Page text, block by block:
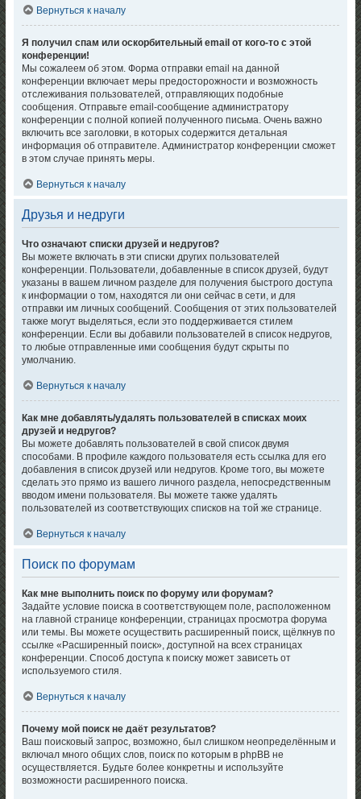
Вернуться к началу
Я получил спам или оскорбительный email от кого-то с этой
конференции!
Мы сожалеем об этом. Форма отправки email на данной
конференции включает меры предосторожности и возможность
отслеживания пользователей, отправляющих подобные
сообщения. Отправьте email-сообщение администратору
конференции с полной копией полученного письма. Очень важно
включить все заголовки, в которых содержится детальная
информация об отправителе. Администратор конференции сможет
в этом случае принять меры.
Вернуться к началу
Друзья и недруги
Что означают списки друзей и недругов?
Вы можете включать в эти списки других пользователей
конференции. Пользователи, добавленные в список друзей, будут
указаны в вашем личном разделе для получения быстрого доступа
к информации о том, находятся ли они сейчас в сети, и для
отправки им личных сообщений. Сообщения от этих пользователей
также могут выделяться, если это поддерживается стилем
конференции. Если вы добавили пользователей в список недругов,
то любые отправленные ими сообщения будут скрыты по
умолчанию.
Вернуться к началу
Как мне добавлять/удалять пользователей в списках моих
друзей и недругов?
Вы можете добавлять пользователей в свой список двумя
способами. В профиле каждого пользователя есть ссылка для его
добавления в список друзей или недругов. Кроме того, вы можете
сделать это прямо из вашего личного раздела, непосредственным
вводом имени пользователя. Вы можете также удалять
пользователей из соответствующих списков на той же странице.
Вернуться к началу
Поиск по форумам
Как мне выполнить поиск по форуму или форумам?
Задайте условие поиска в соответствующем поле, расположенном
на главной странице конференции, страницах просмотра форума
или темы. Вы можете осуществить расширенный поиск, щёлкнув по
ссылке «Расширенный поиск», доступной на всех страницах
конференции. Способ доступа к поиску может зависеть от
используемого стиля.
Вернуться к началу
Почему мой поиск не даёт результатов?
Ваш поисковый запрос, возможно, был слишком неопределённым и
включал много общих слов, поиск по которым в phpBB не
осуществляется. Будьте более конкретны и используйте
возможности расширенного поиска.